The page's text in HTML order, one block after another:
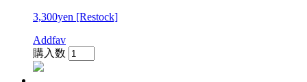
3,300yen [Restock]
Addfav
購入数